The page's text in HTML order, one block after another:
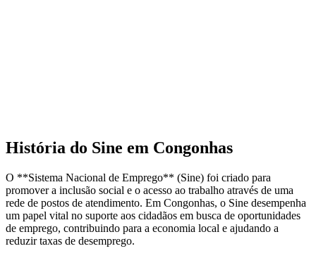
História do Sine em Congonhas
O **Sistema Nacional de Emprego** (Sine) foi criado para
promover a inclusão social e o acesso ao trabalho através de uma
rede de postos de atendimento. Em Congonhas, o Sine desempenha
um papel vital no suporte aos cidadãos em busca de oportunidades
de emprego, contribuindo para a economia local e ajudando a
reduzir taxas de desemprego.